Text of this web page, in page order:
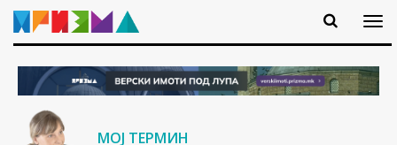
МОЈ ТЕРМИН